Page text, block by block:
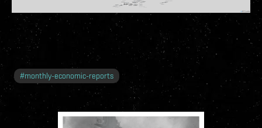
#monthly-economic-reports